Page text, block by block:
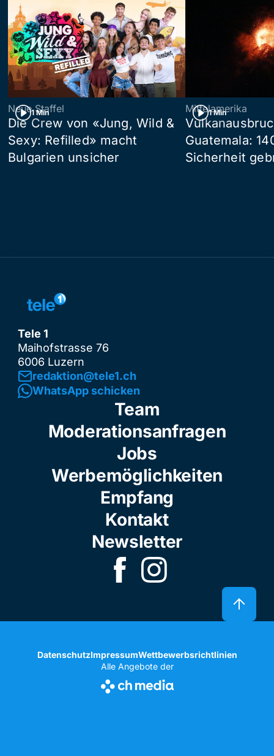
1 Min
Neue Staffel
Die Crew von «Jung, Wild &
Sexy: Refilled» macht
Bulgarien unsicher
1 Min
Mittelamerika
Guatemala:
Sicherheit
Tele 1
Maihofstrasse 76
6006 Luzern
redaktion@tele1.ch
WhatsApp schicken
Team
Moderationsanfragen
Jobs
Werbemöglichkeiten
Empfang
Kontakt
Newsletter
DatenschutzImpressumWettbewerbsrichtlinien
Alle Angebote der